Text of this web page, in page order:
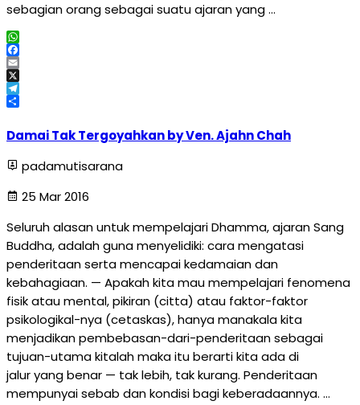
sebagian orang sebagai suatu ajaran yang …
WhatsApp
Facebook
Email
X
Telegram
Damai Tak Tergoyahkan by Ven. Ajahn Chah
padamutisarana
25 Mar 2016
Seluruh alasan untuk mempelajari Dhamma, ajaran Sang
Buddha, adalah guna menyelidiki: cara mengatasi
penderitaan serta mencapai kedamaian dan
kebahagiaan. — Apakah kita mau mempelajari fenomena
fisik atau mental, pikiran (citta) atau faktor-faktor
psikologikal-nya (cetaskas), hanya manakala kita
menjadikan pembebasan-dari-penderitaan sebagai
tujuan-utama kitalah maka itu berarti kita ada di
jalur yang benar — tak lebih, tak kurang. Penderitaan
mempunyai sebab dan kondisi bagi keberadaannya. …